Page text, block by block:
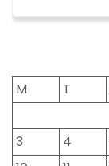
M T
3
4